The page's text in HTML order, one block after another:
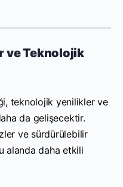
ve Teknolojik
teknolojik yenilikler ve
da gelişecektir.
ve sürdürülebilir
alanda daha etkili